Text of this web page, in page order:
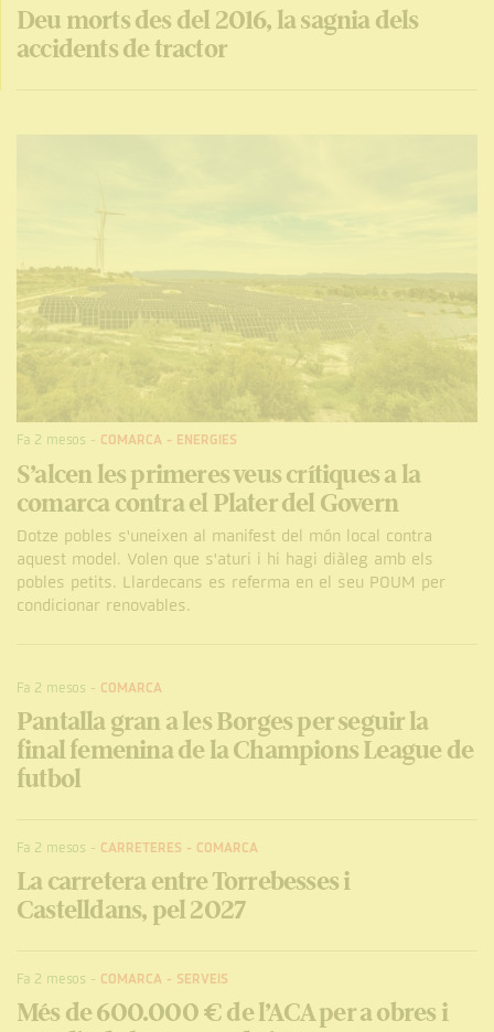
Deu morts des del 2016, la sagnia dels
accidents de tractor
Fa 2 mesos - COMARCA - ENERGIES
S’alcen les primeres veus crítiques a la
comarca contra el Plater del Govern
Dotze pobles s'uneixen al manifest del món local contra
aquest model. Volen que s'aturi i hi hagi diàleg amb els
pobles petits. Llardecans es referma en el seu POUM per
condicionar renovables.
Fa 2 mesos - COMARCA
Pantalla gran a les Borges per seguir la
final femenina de la Champions League de
futbol
Fa 2 mesos - CARRETERES - COMARCA
La carretera entre Torrebesses i
Castelldans, pel 2027
Fa 2 mesos - COMARCA - SERVEIS
Més de 600.000 € de l’ACA per a obres i